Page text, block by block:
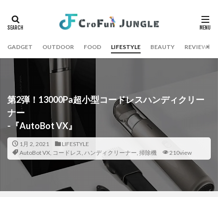
GADGET OUTDOOR FOOD LIFESTYLE BEAUTY REVIEW
第2弾！13000Pa超小型コードレスハンディクリー
ナー
-『AutoBot VX』
1月 2, 2021
LIFESTYLE
AutoBot VX, コードレス, ハンディクリーナー, 掃除機 210view